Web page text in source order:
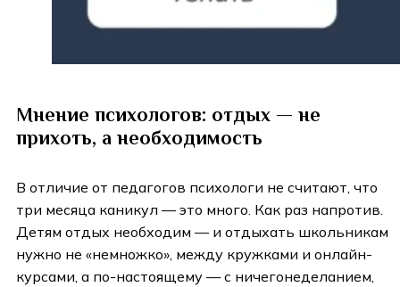
Мнение психологов: отдых — не
прихоть, а необходимость
В отличие от педагогов психологи не считают, что
три месяца каникул — это много. Как раз напротив.
Детям отдых необходим — и отдыхать школьникам
нужно не «немножко», между кружками и онлайн-
курсами, а по-настоящему — с ничегонеделанием,